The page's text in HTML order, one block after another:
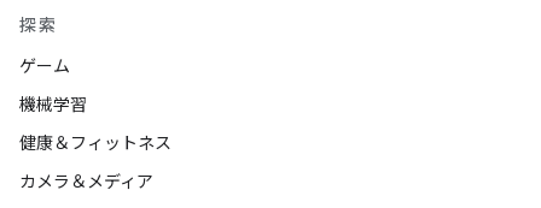
探索
ゲーム
機械学習
健康＆フィットネス
カメラ＆メディア